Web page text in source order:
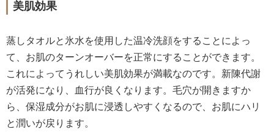
美肌効果
蒸しタオルと氷水を使用した温冷洗顔をすることによっ
て、お肌のターンオーバーを正常にすることができます。
これによってうれしい美肌効果が満載なのです。新陳代謝
が活発になり、血行が良くなります。毛穴が開きますか
ら、保湿成分がお肌に浸透しやすくなるので、お肌にハリ
と潤いが戻ります。